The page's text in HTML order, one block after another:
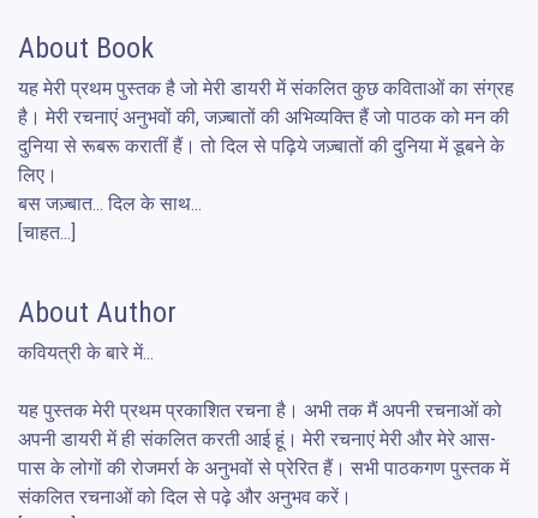
About Book
यह मेरी प्रथम पुस्तक है जो मेरी डायरी में संकलित कुछ कविताओं का संग्रह
है। मेरी रचनाएं अनुभवों की, जज़्बातों की अभिव्यक्ति हैं जो पाठक को मन की
दुनिया से रूबरू करातीं हैं। तो दिल से पढ़िये जज़्बातों की दुनिया में डूबने के
लिए।
बस जज़्बात... दिल के साथ...
[चाहत...]
About Author
कवियत्री के बारे में...
यह पुस्तक मेरी प्रथम प्रकाशित रचना है। अभी तक मैं अपनी रचनाओं को
अपनी डायरी में ही संकलित करती आई हूं। मेरी रचनाएं मेरी और मेरे आस-
पास के लोगों की रोजमर्रा के अनुभवों से प्रेरित हैं। सभी पाठकगण पुस्तक में
संकलित रचनाओं को दिल से पढ़े और अनुभव करें।